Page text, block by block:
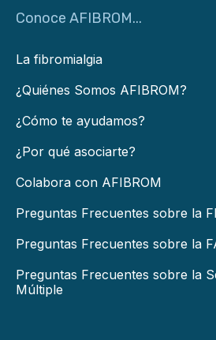
Conoce AFIBROM...
La fibromialgia
¿Quiénes Somos AFIBROM?
¿Cómo te ayudamos?
¿Por qué asociarte?
Colabora con AFIBROM
Preguntas Frecuentes sobre la
Preguntas Frecuentes sobre la
Preguntas Frecuentes sobre la
Múltiple